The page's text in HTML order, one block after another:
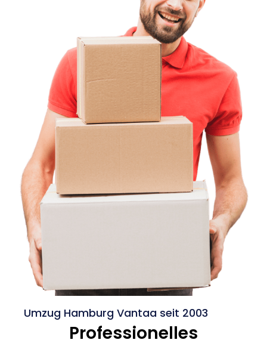
Umzug Hamburg Vantaa seit 2003
Professionelles